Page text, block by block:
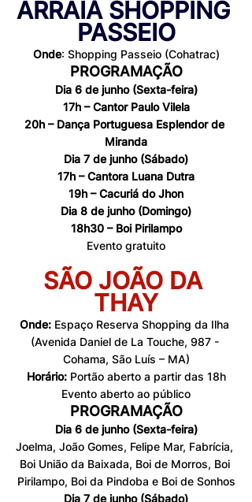
ARRAIÁ SHOPPING
PASSEIO
Onde: Shopping Passeio (Cohatrac)
PROGRAMAÇÃO
Dia 6 de junho (Sexta-feira)
17h – Cantor Paulo Vilela
20h – Dança Portuguesa Esplendor de
Miranda
Dia 7 de junho (Sábado)
17h – Cantora Luana Dutra
19h – Cacuriá do Jhon
Dia 8 de junho (Domingo)
18h30 – Boi Pirilampo
Evento gratuito
SÃO JOÃO DA
THAY
Onde: Espaço Reserva Shopping da Ilha
(Avenida Daniel de La Touche, 987 -
Cohama, São Luís – MA)
Horário: Portão aberto a partir das 18h
Evento aberto ao público
PROGRAMAÇÃO
Dia 6 de junho (Sexta-feira)
Joelma, João Gomes, Felipe Mar, Fabrícia,
Boi União da Baixada, Boi de Morros, Boi
Pirilampo, Boi da Pindoba e Boi de Sonhos
Dia 7 de junho (Sábado)